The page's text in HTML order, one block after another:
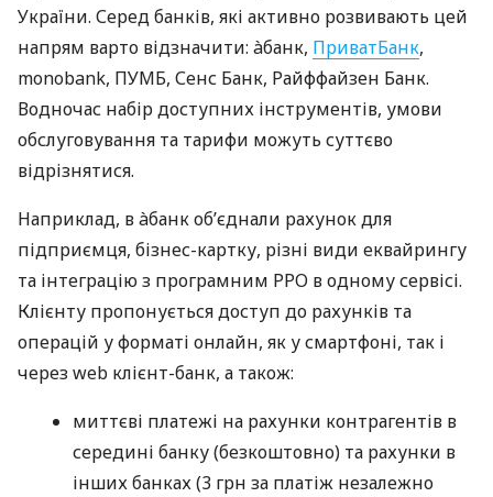
України. Серед банків, які активно розвивають цей
напрям варто відзначити: àбанк, ПриватБанк,
monobank, ПУМБ, Сенс Банк, Райффайзен Банк.
Водночас набір доступних інструментів, умови
обслуговування та тарифи можуть суттєво
відрізнятися.
Наприклад, в àбанк об’єднали рахунок для
підприємця, бізнес-картку, різні види еквайрингу
та інтеграцію з програмним РРО в одному сервісі.
Клієнту пропонується доступ до рахунків та
операцій у форматі онлайн, як у смартфоні, так і
через web клієнт-банк, а також:
миттєві платежі на рахунки контрагентів в
середині банку (безкоштовно) та рахунки в
інших банках (3 грн за платіж незалежно